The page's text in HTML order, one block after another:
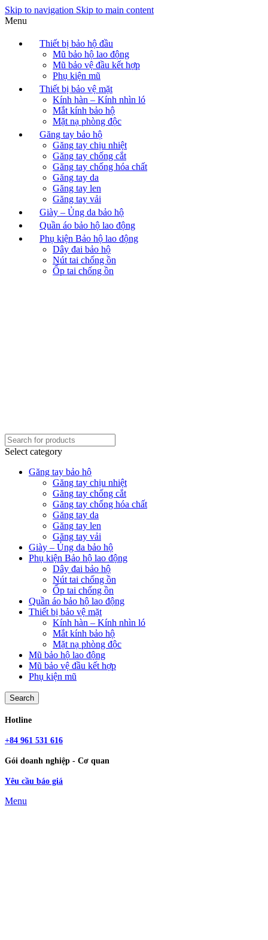
Skip to navigation Skip to main content
Menu
Thiết bị bảo hộ đầu
Mũ bảo hộ lao động
Mũ bảo vệ đầu kết hợp
Phụ kiện mũ
Thiết bị bảo vệ mặt
Kính hàn – Kính nhìn ló
Mắt kính bảo hộ
Mặt nạ phòng độc
Găng tay bảo hộ
Găng tay chịu nhiệt
Găng tay chống cắt
Găng tay chống hóa chất
Găng tay da
Găng tay len
Găng tay vải
Giày – Ủng da bảo hộ
Quần áo bảo hộ lao động
Phụ kiện Bảo hộ lao động
Dây đai bảo hộ
Nút tai chống ồn
Ốp tai chống ồn
Select category
Găng tay bảo hộ
Găng tay chịu nhiệt
Găng tay chống cắt
Găng tay chống hóa chất
Găng tay da
Găng tay len
Găng tay vải
Giày – Ủng da bảo hộ
Phụ kiện Bảo hộ lao động
Dây đai bảo hộ
Nút tai chống ồn
Ốp tai chống ồn
Quần áo bảo hộ lao động
Thiết bị bảo vệ mặt
Kính hàn – Kính nhìn ló
Mắt kính bảo hộ
Mặt nạ phòng độc
Mũ bảo hộ lao động
Mũ bảo vệ đầu kết hợp
Phụ kiện mũ
Search
Hotline
+84 961 531 616
Gói doanh nghiệp - Cơ quan
Yêu cầu báo giá
Menu